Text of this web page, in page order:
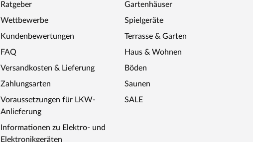
Ratgeber
Wettbewerbe
Kundenbewertungen
FAQ
Versandkosten & Lieferung
Zahlungsarten
Voraussetzungen für LKW-
Anlieferung
Informationen zu Elektro- und
Elektronikgeräten
Gartenhäuser
Spielgeräte
Terrasse & Garten
Haus & Wohnen
Böden
Saunen
SALE